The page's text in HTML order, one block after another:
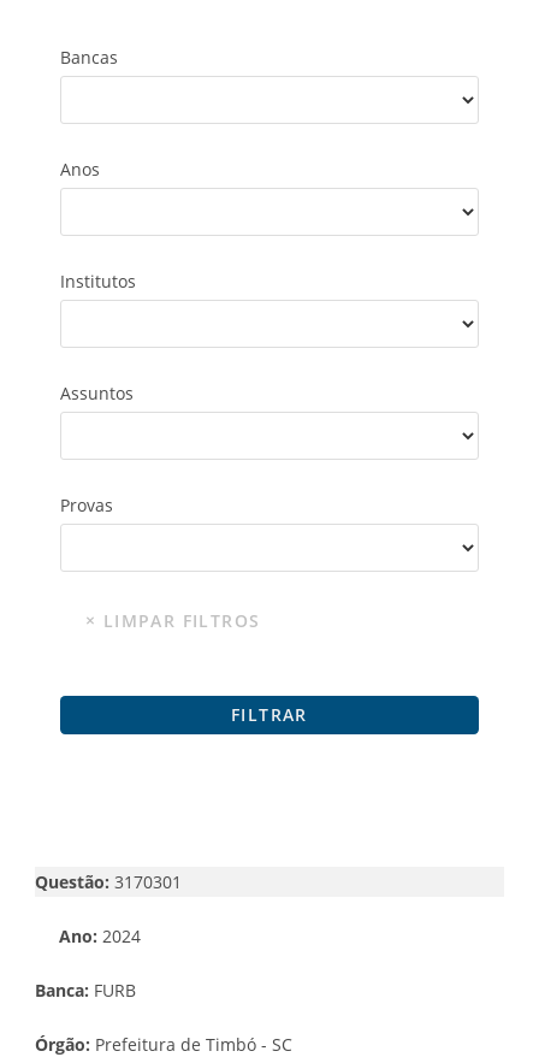
Bancas
Anos
Institutos
Assuntos
Provas
Questão: 3170301
Ano: 2024
Banca: FURB
Órgão: Prefeitura de Timbó - SC